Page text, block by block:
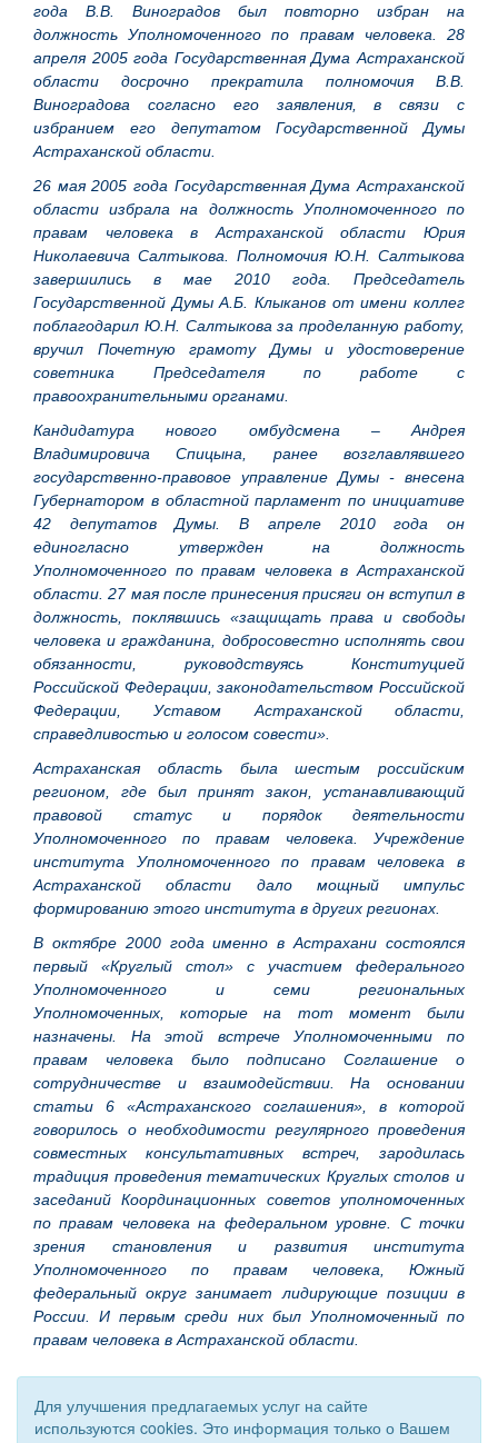
года В.В. Виноградов был повторно избран на
должность Уполномоченного по правам человека. 28
апреля 2005 года Государственная Дума Астраханской
области досрочно прекратила полномочия В.В.
Виноградова согласно его заявления, в связи с
избранием его депутатом Государственной Думы
Астраханской области.
26 мая 2005 года Государственная Дума Астраханской
области избрала на должность Уполномоченного по
правам человека в Астраханской области Юрия
Николаевича Салтыкова. Полномочия Ю.Н. Салтыкова
завершились в мае 2010 года. Председатель
Государственной Думы А.Б. Клыканов от имени коллег
поблагодарил Ю.Н. Салтыкова за проделанную работу,
вручил Почетную грамоту Думы и удостоверение
советника Председателя по работе с
правоохранительными органами.
Кандидатура нового омбудсмена – Андрея
Владимировича Спицына, ранее возглавлявшего
государственно-правовое управление Думы - внесена
Губернатором в областной парламент по инициативе
42 депутатов Думы. В апреле 2010 года он
единогласно утвержден на должность
Уполномоченного по правам человека в Астраханской
области. 27 мая после принесения присяги он вступил в
должность, поклявшись «защищать права и свободы
человека и гражданина, добросовестно исполнять свои
обязанности, руководствуясь Конституцией
Российской Федерации, законодательством Российской
Федерации, Уставом Астраханской области,
справедливостью и голосом совести».
Астраханская область была шестым российским
регионом, где был принят закон, устанавливающий
правовой статус и порядок деятельности
Уполномоченного по правам человека. Учреждение
института Уполномоченного по правам человека в
Астраханской области дало мощный импульс
формированию этого института в других регионах.
В октябре 2000 года именно в Астрахани состоялся
первый «Круглый стол» с участием федерального
Уполномоченного и семи региональных
Уполномоченных, которые на тот момент были
назначены. На этой встрече Уполномоченными по
правам человека было подписано Соглашение о
сотрудничестве и взаимодействии. На основании
статьи 6 «Астраханского соглашения», в которой
говорилось о необходимости регулярного проведения
совместных консультативных встреч, зародилась
традиция проведения тематических Круглых столов и
заседаний Координационных советов уполномоченных
по правам человека на федеральном уровне. С точки
зрения становления и развития института
Уполномоченного по правам человека, Южный
федеральный округ занимает лидирующие позиции в
России. И первым среди них был Уполномоченный по
правам человека в Астраханской области.
Для улучшения предлагаемых услуг на сайте
используются cookies. Это информация только о Вашем